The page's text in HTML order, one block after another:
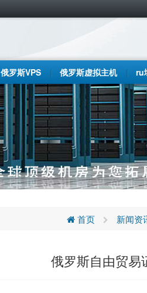
俄罗斯VPS 俄罗斯虚拟主机 ru
首页 新闻资
俄罗斯自由贸易